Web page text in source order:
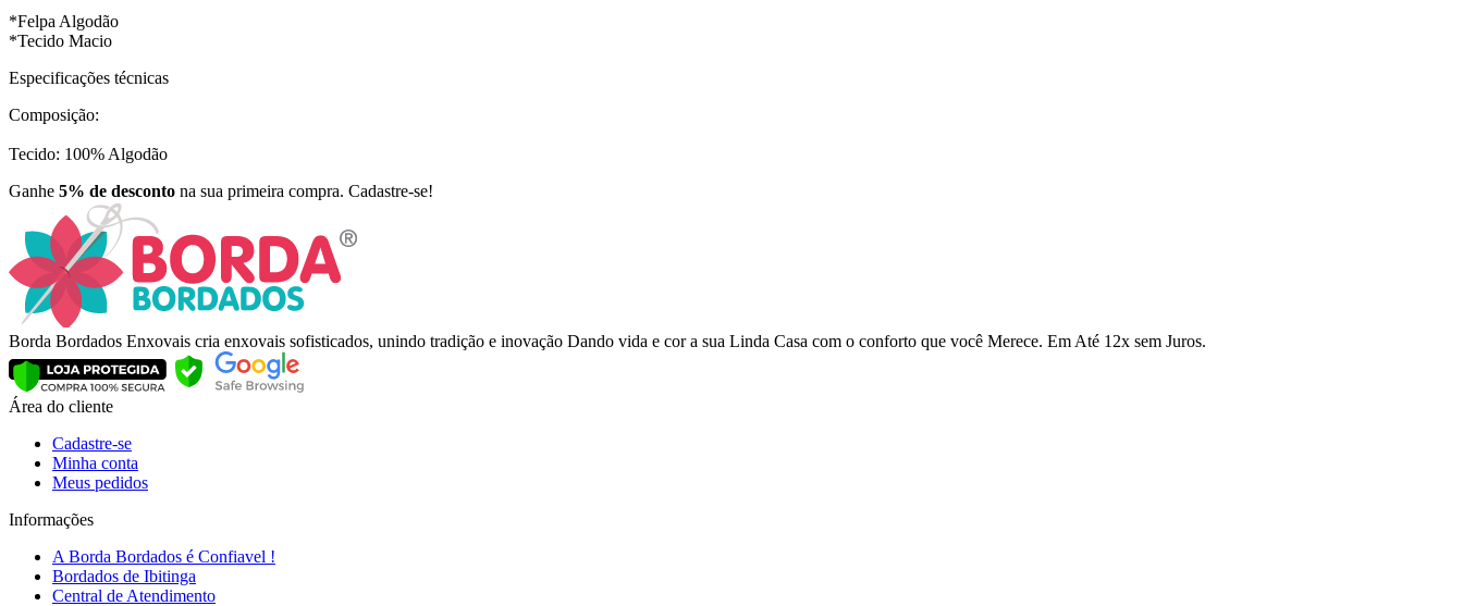
*Felpa Algodão
*Tecido Macio
Especificações técnicas
Composição:
Tecido: 100% Algodão
Ganhe 5% de desconto na sua primeira compra. Cadastre-se!
Borda Bordados Enxovais cria enxovais sofisticados, unindo tradição e inovação Dando vida e cor a sua Linda Casa com o conforto que você Merece. Em Até 12x sem Juros.
Área do cliente
Cadastre-se
Minha conta
Meus pedidos
Informações
A Borda Bordados é Confiavel !
Bordados de Ibitinga
Central de Atendimento